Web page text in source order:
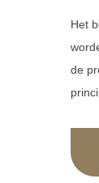
Het
de